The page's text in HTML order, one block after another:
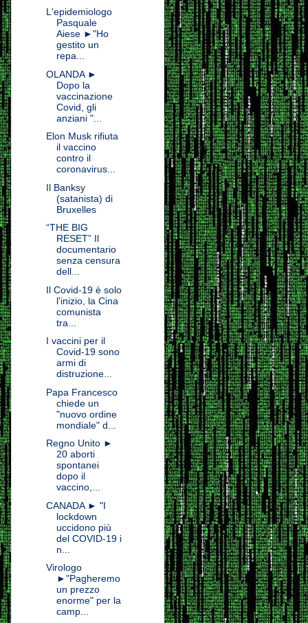
L'epidemiologo
Pasquale
Aiese ►"Ho
gestito un
repa...
OLANDA ►
Dopo la
vaccinazione
Covid, gli
anziani "...
Elon Musk rifiuta
il vaccino
contro il
coronavirus...
Il Banksy
(satanista) di
Bruxelles
“THE BIG
RESET” Il
documentario
senza censura
dell...
Il Covid-19 è solo
l'inizio, la Cina
comunista
tra...
I vaccini per il
Covid-19 sono
armi di
distruzione...
Papa Francesco
chiede un
"nuovo ordine
mondiale" d...
Regno Unito ►
20 aborti
spontanei
dopo il
vaccino,...
CANADA ► "I
lockdown
uccidono più
del COVID-19 i
n...
Virologo
►"Pagheremo
un prezzo
enorme" per la
camp...